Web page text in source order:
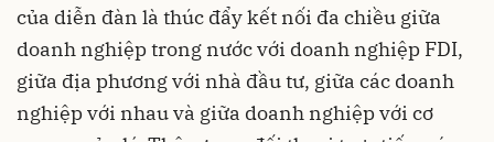
của diễn đàn là thúc đẩy kết nối đa chiều giữa
doanh nghiệp trong nước với doanh nghiệp FDI,
giữa địa phương với nhà đầu tư, giữa các doanh
nghiệp với nhau và giữa doanh nghiệp với cơ